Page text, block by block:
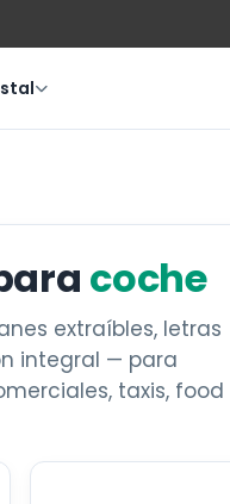
coche
extraíbles, letras
integral — para
taxis, food